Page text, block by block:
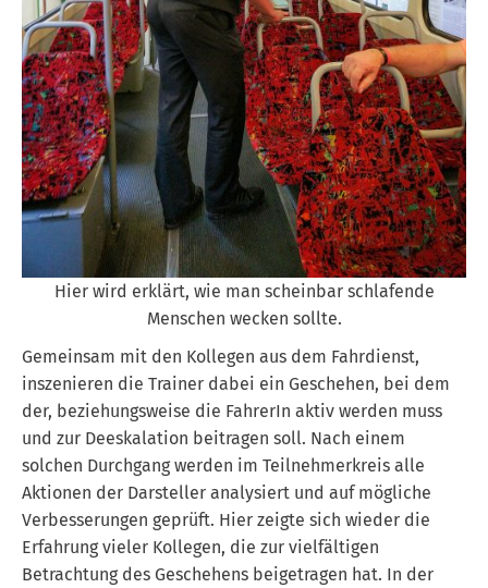
Hier wird erklärt, wie man scheinbar schlafende
Menschen wecken sollte.
Gemeinsam mit den Kollegen aus dem Fahrdienst,
inszenieren die Trainer dabei ein Geschehen, bei dem
der, beziehungsweise die FahrerIn aktiv werden muss
und zur Deeskalation beitragen soll. Nach einem
solchen Durchgang werden im Teilnehmerkreis alle
Aktionen der Darsteller analysiert und auf mögliche
Verbesserungen geprüft. Hier zeigte sich wieder die
Erfahrung vieler Kollegen, die zur vielfältigen
Betrachtung des Geschehens beigetragen hat. In der